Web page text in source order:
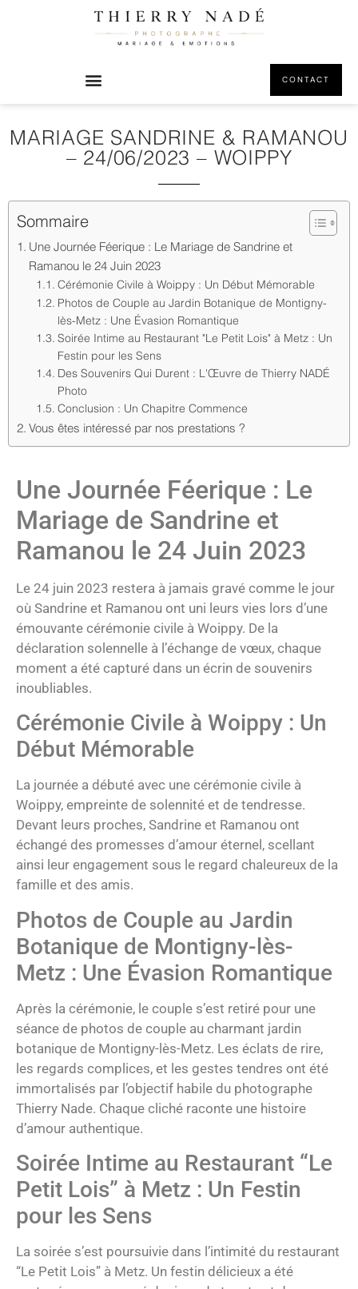
CONTACT
MARIAGE SANDRINE & RAMANOU
– 24/06/2023 – WOIPPY
Sommaire
Une Journée Féerique : Le Mariage de Sandrine et
Ramanou le 24 Juin 2023
Cérémonie Civile à Woippy : Un Début Mémorable
Photos de Couple au Jardin Botanique de Montigny-
lès-Metz : Une Évasion Romantique
Soirée Intime au Restaurant "Le Petit Lois" à Metz : Un
Festin pour les Sens
Des Souvenirs Qui Durent : L'Œuvre de Thierry NADÉ
Photo
Conclusion : Un Chapitre Commence
Vous êtes intéressé par nos prestations ?
Une Journée Féerique : Le
Mariage de Sandrine et
Ramanou le 24 Juin 2023
Le 24 juin 2023 restera à jamais gravé comme le jour
où Sandrine et Ramanou ont uni leurs vies lors d’une
émouvante cérémonie civile à Woippy. De la
déclaration solennelle à l’échange de vœux, chaque
moment a été capturé dans un écrin de souvenirs
inoubliables.
Cérémonie Civile à Woippy : Un
Début Mémorable
La journée a débuté avec une cérémonie civile à
Woippy, empreinte de solennité et de tendresse.
Devant leurs proches, Sandrine et Ramanou ont
échangé des promesses d’amour éternel, scellant
ainsi leur engagement sous le regard chaleureux de la
famille et des amis.
Photos de Couple au Jardin
Botanique de Montigny-lès-
Metz : Une Évasion Romantique
Après la cérémonie, le couple s’est retiré pour une
séance de photos de couple au charmant jardin
botanique de Montigny-lès-Metz. Les éclats de rire,
les regards complices, et les gestes tendres ont été
immortalisés par l’objectif habile du photographe
Thierry Nade. Chaque cliché raconte une histoire
d’amour authentique.
Soirée Intime au Restaurant “Le
Petit Lois” à Metz : Un Festin
pour les Sens
La soirée s’est poursuivie dans l’intimité du restaurant
“Le Petit Lois” à Metz. Un festin délicieux a été